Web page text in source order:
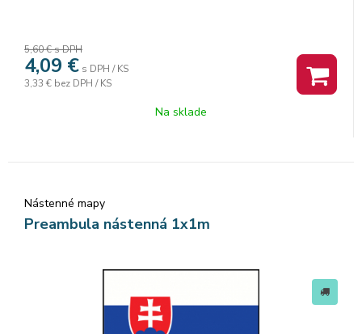
5,60 €s DPH
4,09 € s DPH / KS
3,33 € bez DPH / KS
Na sklade
Nástenné mapy
Preambula nástenná 1x1m